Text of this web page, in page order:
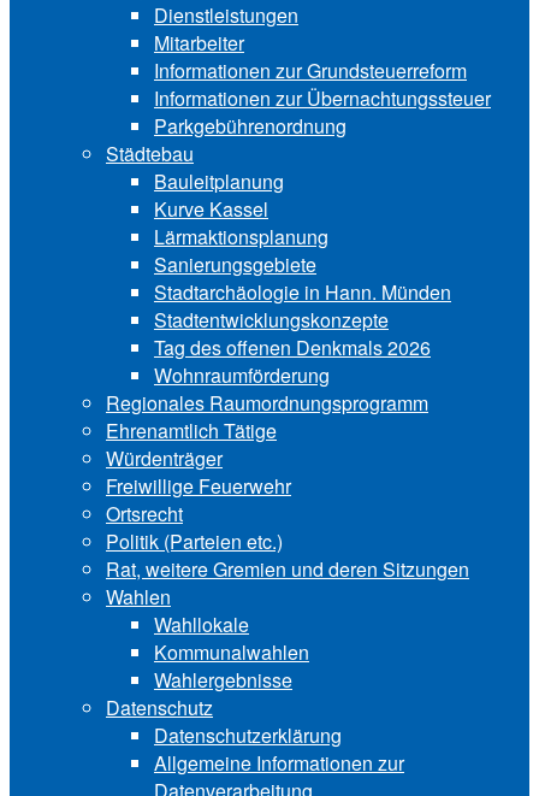
Dienstleistungen
Mitarbeiter
Informationen zur Grund‍steu‍er‍re‍form
Informationen zur Über‍nachtungssteuer
Parkgebührenordnung
Städtebau
Bauleitplanung
Kurve Kassel
Lärmaktionsplanung
Sanierungsgebiete
Stadtarchäologie in Hann. Münden
Stadtentwicklungskon‍zepte
Tag des offenen Denkmals 2026
Wohnraumförderung
Regionales Raumordnungsprogramm
Ehrenamtlich Tätige
Würdenträger
Freiwillige Feuerwehr
Ortsrecht
Politik (Parteien etc.)
Rat, weitere Gremien und deren Sitzungen
Wahlen
Wahllokale
Kommunalwahlen
Wahlergebnisse
Datenschutz
Datenschutzerklärung
Allgemeine Informationen zur